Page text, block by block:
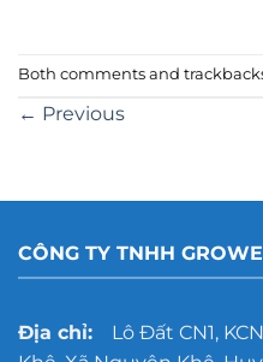
Both comments and
← Previous
CÔNG TY TNHH
Địa chỉ:Lô Đất CN1,